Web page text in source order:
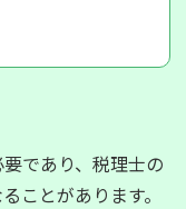
であり、税理士の
ことがあります。